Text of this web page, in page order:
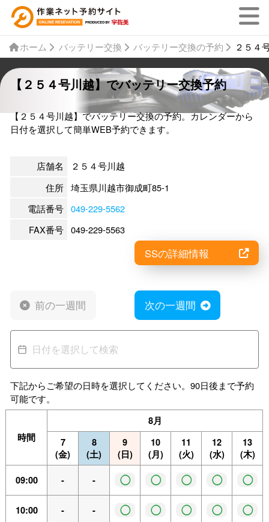
ホーム バッテリー交換 バッテリー交換の予約 ２５４
【２５４号川越】でバッテリー交換予約
【２５４号川越】でバッテリー交換の予約。カレンダーから
日付を選択して簡単WEB予約できます。
店舗名
２５４号川越
住所 埼玉県川越市御成町85-1
電話番号 049-229-5562
FAX番号 049-229-5563
SSの詳細情報
前の一週間 次の一週間
下記からご希望の日時を選択してください。90日後まで予約
可能です。
時間
8月
7
(金)
8
(土)
9
(日)
10
(月)
11
(火)
12
(水)
13
(木)
09:00 - - ◯ ◯ ◯ ◯ ◯
10:00 - - ◯ ◯ ◯ ◯ ◯